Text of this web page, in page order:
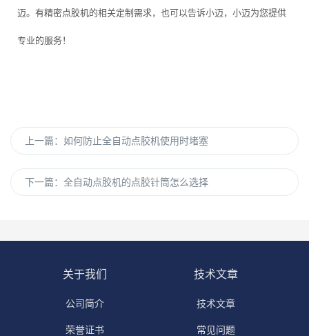
迈。有精密点胶机的相关定制需求，也可以告诉小迈，小迈为您提供
专业的服务！
上一篇： 如何防止全自动点胶机使用时堵塞
下一篇： 全自动点胶机的点胶针筒怎么选择
关于我们
公司简介
荣誉证书
技术文章
技术文章
常见问题